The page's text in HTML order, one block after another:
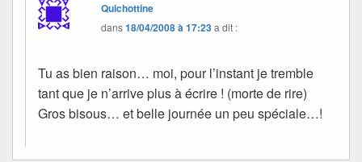
Quichottine
dans18/04/2008 à 17:23a dit :
Tu as bien raison… moi, pour l’instant je tremble
tant que je n’arrive plus à écrire ! (morte de rire)
Gros bisous… et belle journée un peu spéciale…!